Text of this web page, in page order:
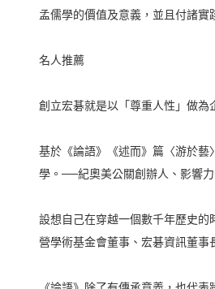
孟儒學的價值及意義，並且付諸實
名人推薦
創立宏碁就是以「尊重人性」做
基於《論語》《述而》篇〈游於
學。──紀奧美公關創辦人、影響
設想自己在穿越一個數千年歷史
營學術基金會董事、宏碁資訊董事